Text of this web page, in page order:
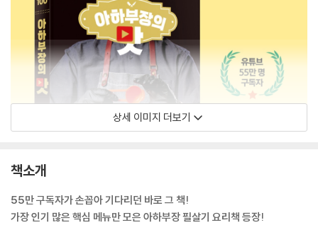
상세 이미지 더보기
책소개
55만 구독자가 손꼽아 기다리던 바로 그 책!
가장 인기 많은 핵심 메뉴만 모은 아하부장 필살기 요리책 등장!